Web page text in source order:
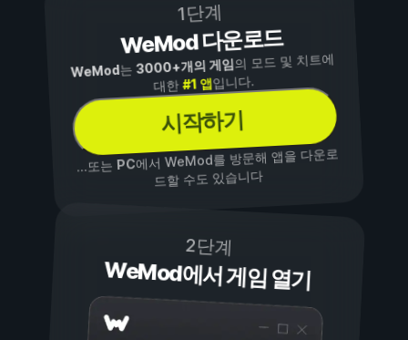
1단계
WeMod 다운로드
WeMod는3000+개의 게임의 모드 및 치트에
대한#1 앱입니다.
시작하기
...또는PC에서 WeMod를 방문해 앱을 다운로
드할 수도 있습니다
2단계
WeMod에서 게임 열기